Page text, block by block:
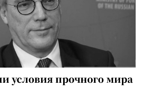
условия прочного мира